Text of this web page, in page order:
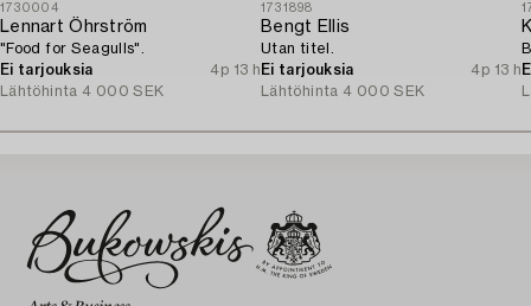
1730004
Lennart Öhrström
"Food for Seagulls".
Ei tarjouksia
4p 13 h
Lähtöhinta 4 000 SEK
1731898
Bengt Ellis
Utan titel.
Ei tarjouksia
4p 13 h
Lähtöhinta 4 000 SEK